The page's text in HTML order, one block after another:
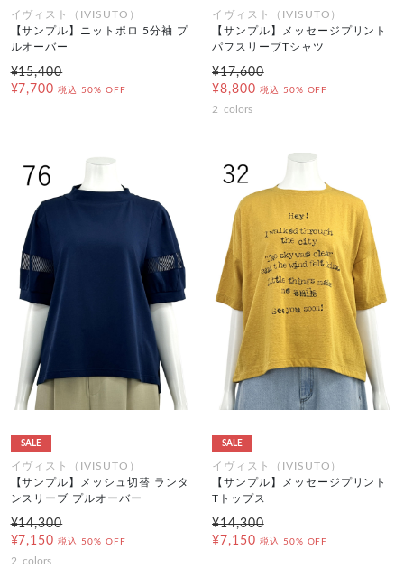
イヴィスト（IVISUTO）
【サンプル】ニットポロ 5分袖 プ
ルオーバー
¥15,400
¥7,700 税込 50% OFF
イヴィスト（IVISUTO）
【サンプル】メッセージプリント
パフスリーブTシャツ
¥17,600
¥8,800 税込 50% OFF
2 colors
SALE
イヴィスト（IVISUTO）
【サンプル】メッシュ切替 ランタ
ンスリーブ プルオーバー
¥14,300
¥7,150 税込 50% OFF
2 colors
SALE
イヴィスト（IVISUTO）
【サンプル】メッセージプリント
Tトップス
¥14,300
¥7,150 税込 50% OFF